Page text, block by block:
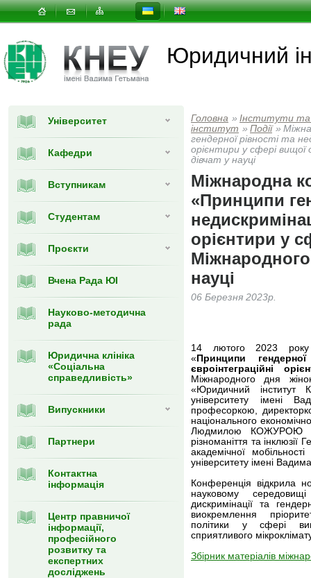
Юридичний
Університет
Кафедри
Вступникам
Студентам
Проєкти
Вчена Рада ЮІ
Науково-методична
рада
Юридична клініка
«Соціальна
справедливість»
Випускники
Партнери
Контактна
інформація
Центр правничої
інформації,
професійного
розвитку та
експертних
досліджень
Головна » Інститути
інститут » Події »
гендерної рівності та
орієнтири у сфері вищої
дівчат у науці
Міжнародна
«Принципи
орієнтири у
Міжнародного
науці
06 Березня 2023р.
14 лютого 2023 року
« Принципи
євроінтеграційні
Міжнародного дня
«Юридичний
інститут
університету імені
професоркою,
національного
Людмилою КОЖУРОЮ
різноманіття та
академічної мобільності
університету імені
Конференція відкрила
науковому
дискримінації та
виокремлення
політики у сфері
сприятливого
Збірник матеріалів